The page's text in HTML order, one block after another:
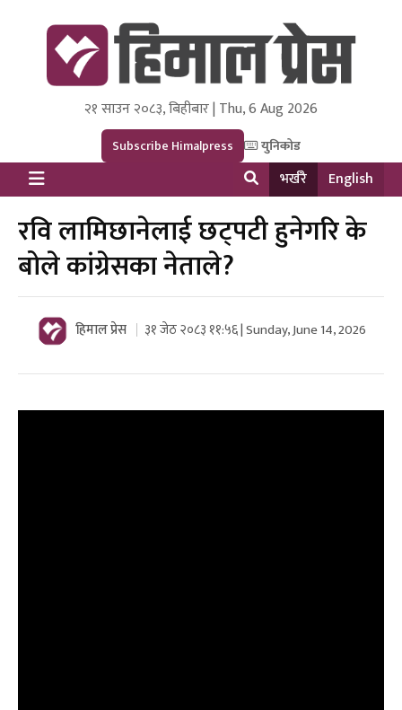
Himal Press
Dot NewsyNepal Media and Research Pvt Ltd.
२१ साउन २०८३, बिहीबार | Thu, 6 Aug 2026
Subscribe Himalpress युनिकोड
भर्खरै English
रवि लामिछानेलाई छट्पटी हुनेगरि के
बोले कांग्रेसका नेताले?
हिमाल प्रेस ३१ जेठ २०८३ ११:५६ | Sunday, June 14, 2026